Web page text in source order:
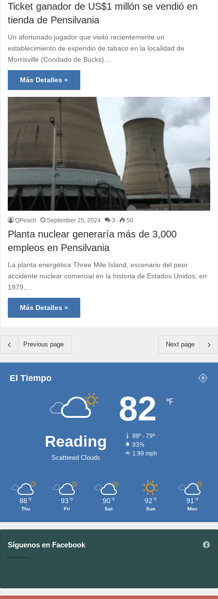
Ticket ganador de US$1 millón se vendió en
tienda de Pensilvania
Un afortunado jugador que visitó recientemente un
establecimiento de expendio de tabaco en la localidad de
Morrisville (Condado de Bucks)…
Más Detalles »
QPeach September 25, 2024 3 50
Planta nuclear generaría más de 3,000
empleos en Pensilvania
La planta energética Three Mile Island, escenario del peor
accidente nuclear comercial en la historia de Estados Unidos, en
1979,…
Más Detalles »
Previous page Next page
El Tiempo
Reading
Scattered Clouds
82 ℉
88º - 79º
83%
1.99 mph
88 ℉
Thu
93 ℉
Fri
90 ℉
Sat
92 ℉
Sun
91 ℉
Mon
Síguenos en Facebook